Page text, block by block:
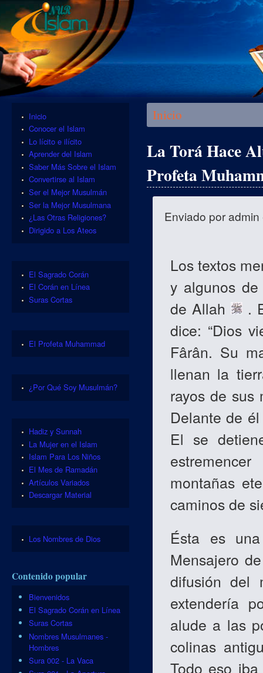
Se encuentra usted aquí
Inicio
La Torá Hace
Profeta
Enviado poradmin
Los textos
y algunos
de Allah
.
dice: “Dios
Fârân. Su
llenan la
rayos de sus
Delante de
El se
montañas
caminos de
Ésta es
Mensajero
difusión del
extendería
alude a las
colinas
Todo eso
Inicio
Conocer el Islam
Lo lícito e ilícito
Aprender del Islam
Saber Más Sobre el Islam
Convertirse al Islam
Ser el Mejor Musulmán
Ser la Mejor Musulmana
¿Las Otras Religiones?
Dirigido a Los Ateos
El Sagrado Corán
El Corán en Línea
Suras Cortas
El Profeta Muhammad
¿Por Qué Soy Musulmán?
Hadiz y Sunnah
La Mujer en el Islam
Islam Para Los Niños
El Mes de Ramadán
Artículos Variados
Descargar Material
Los Nombres de Dios
Contenido popular
Bienvenidos
El Sagrado Corán en Línea
Suras Cortas
Nombres Musulmanes -
Hombres
Sura 002 - La Vaca